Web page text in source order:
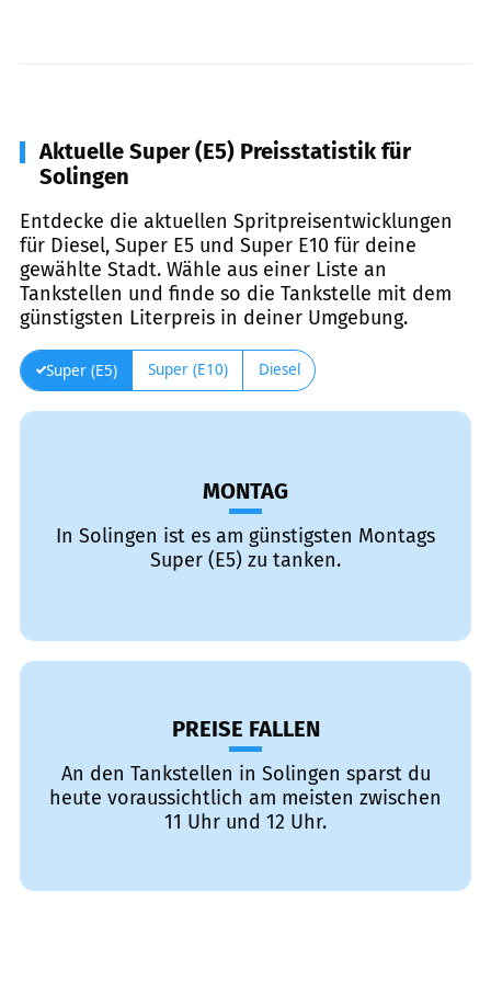
Aktuelle Super (E5) Preisstatistik für
Solingen
Entdecke die aktuellen Spritpreisentwicklungen
für Diesel, Super E5 und Super E10 für deine
gewählte Stadt. Wähle aus einer Liste an
Tankstellen und finde so die Tankstelle mit dem
günstigsten Literpreis in deiner Umgebung.
Super (E5) Super (E10) Diesel
MONTAG
In Solingen ist es am günstigsten Montags
Super (E5) zu tanken.
PREISE FALLEN
An den Tankstellen in Solingen sparst du
heute voraussichtlich am meisten zwischen
11 Uhr und 12 Uhr.